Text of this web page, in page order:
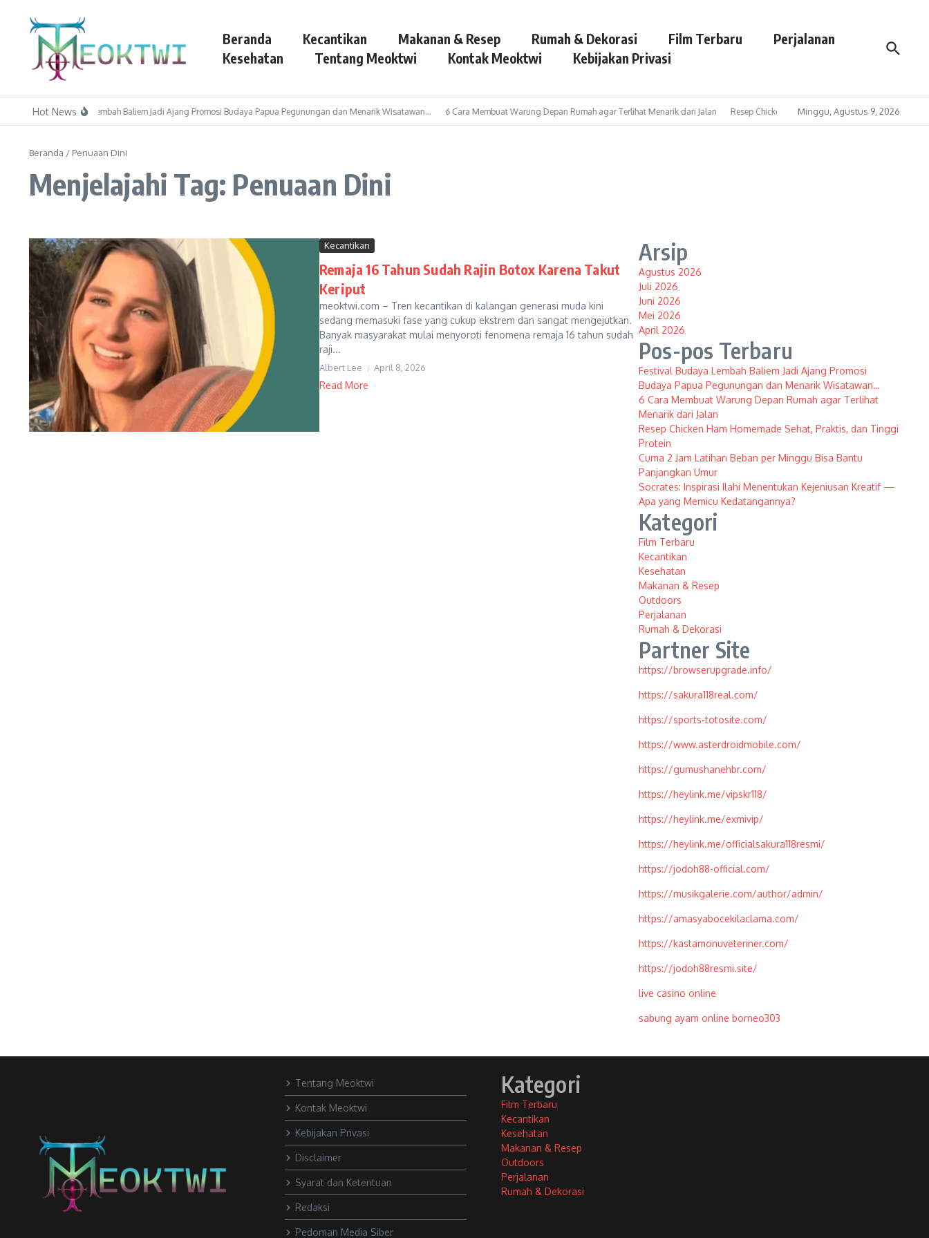
Beranda Kecantikan Makanan & Resep Rumah & Dekorasi Film Terbaru
Perjalanan
Kesehatan
Tentang Meoktwi Kontak Meoktwi Kebijakan Privasi
Hot News
Festival Budaya Lembah Baliem Jadi Ajang Promosi Budaya Papua Pegunungan dan Menarik Wisatawan… 6 Cara Membuat Warung Depan Rumah agar Terlihat Menarik dari Jalan Resep Chicken Ham Homemade Sehat, Praktis, dan
Minggu, Agustus 9, 2026
Beranda / Penuaan Dini
Menjelajahi Tag: Penuaan Dini
Kecantikan
Remaja 16 Tahun Sudah Rajin Botox Karena Takut
Keriput
meoktwi.com – Tren kecantikan di kalangan generasi muda kini
sedang memasuki fase yang cukup ekstrem dan sangat mengejutkan.
Banyak masyarakat mulai menyoroti fenomena remaja 16 tahun sudah
raji...
Albert Lee April 8, 2026
Read More
Arsip
Agustus 2026
Juli 2026
Juni 2026
Mei 2026
April 2026
Pos-pos Terbaru
Festival Budaya Lembah Baliem Jadi Ajang Promosi
Budaya Papua Pegunungan dan Menarik Wisatawan…
6 Cara Membuat Warung Depan Rumah agar Terlihat
Menarik dari Jalan
Resep Chicken Ham Homemade Sehat, Praktis, dan Tinggi
Protein
Cuma 2 Jam Latihan Beban per Minggu Bisa Bantu
Panjangkan Umur
Socrates: Inspirasi Ilahi Menentukan Kejeniusan Kreatif —
Apa yang Memicu Kedatangannya?
Kategori
Film Terbaru
Kecantikan
Kesehatan
Makanan & Resep
Outdoors
Perjalanan
Rumah & Dekorasi
Partner Site
https://browserupgrade.info/
https://sakura118real.com/
https://sports-totosite.com/
https://www.asterdroidmobile.com/
https://gumushanehbr.com/
https://heylink.me/vipskr118/
https://heylink.me/exmivip/
https://heylink.me/officialsakura118resmi/
https://jodoh88-official.com/
https://musikgalerie.com/author/admin/
https://amasyabocekilaclama.com/
https://kastamonuveteriner.com/
https://jodoh88resmi.site/
live casino online
sabung ayam online borneo303
Tentang Meoktwi
Kontak Meoktwi
Kebijakan Privasi
Disclaimer
Syarat dan Ketentuan
Redaksi
Pedoman Media Siber
Kategori
Film Terbaru
Kecantikan
Kesehatan
Makanan & Resep
Outdoors
Perjalanan
Rumah & Dekorasi